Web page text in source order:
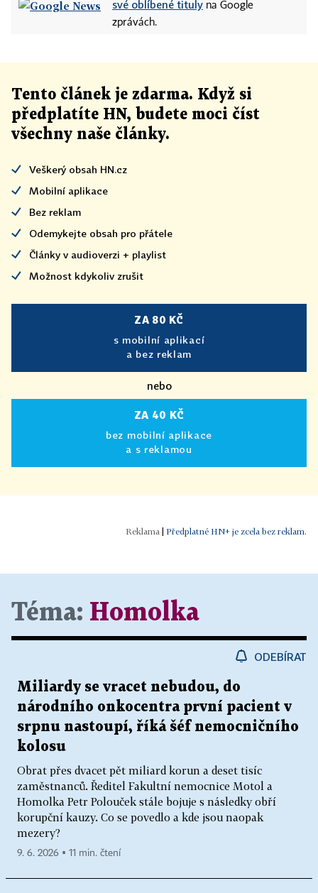
své oblíbené tituly na Google
zprávách.
Tento článek je zdarma. Když si
předplatíte HN, budete moci číst
všechny naše články.
Veškerý obsah HN.cz
Mobilní aplikace
Bez reklam
Odemykejte obsah pro přátele
Články v audioverzi + playlist
Možnost kdykoliv zrušit
ZA 80 KČ
s mobilní aplikací
a bez reklam
nebo
ZA 40 KČ
bez mobilní aplikace
a s reklamou
Předplatné HN+ je zcela bez reklam.
Téma: Homolka
ODEBÍRAT
Miliardy se vracet nebudou, do
národního onkocentra první pacient v
srpnu nastoupí, říká šéf nemocničního
kolosu
Obrat přes dvacet pět miliard korun a deset tisíc
zaměstnanců. Ředitel Fakultní nemocnice Motol a
Homolka Petr Polouček stále bojuje s následky obří
korupční kauzy. Co se povedlo a kde jsou naopak
mezery?
9. 6. 2026 ▪ 11 min. čtení